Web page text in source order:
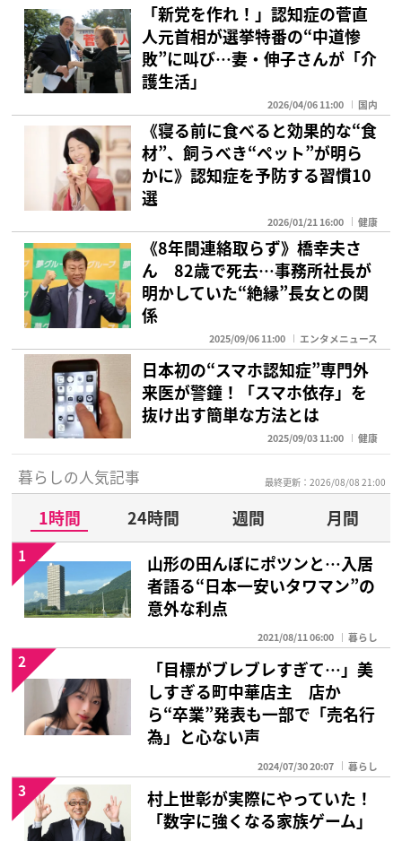
「新党を作れ！」認知症の菅直
人元首相が選挙特番の“中道惨
敗”に叫び…妻・伸子さんが「介
護生活」
2026/04/06 11:00 国内
《寝る前に食べると効果的な“食
材”、飼うべき“ペット”が明ら
かに》認知症を予防する習慣10
選
2026/01/21 16:00 健康
《8年間連絡取らず》橋幸夫さ
ん 82歳で死去…事務所社長が
明かしていた“絶縁”長女との関
係
2025/09/06 11:00 エンタメニュース
日本初の“スマホ認知症”専門外
来医が警鐘！「スマホ依存」を
抜け出す簡単な方法とは
2025/09/03 11:00 健康
暮らしの人気記事 最終更新：2026/08/08 21:00
1時間 24時間 週間
月間
山形の田んぼにポツンと…入居
者語る“日本一安いタワマン”の
意外な利点
2021/08/11 06:00 暮らし
1
「目標がブレブレすぎて…」美
しすぎる町中華店主 店か
ら“卒業”発表も一部で「売名行
為」と心ない声
2024/07/30 20:07 暮らし
2
村上世彰が実際にやっていた！
「数字に強くなる家族ゲーム」
3